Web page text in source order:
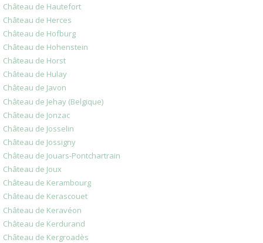
Château de Hautefort
Château de Herces
Château de Hofburg
Château de Hohenstein
Château de Horst
Château de Hulay
Château de Javon
Château de Jehay (Belgique)
Château de Jonzac
Château de Josselin
Château de Jossigny
Château de Jouars-Pontchartrain
Château de Joux
Château de Kerambourg
Château de Kerascouet
Château de Keravéon
Château de Kerdurand
Château de Kergroadès